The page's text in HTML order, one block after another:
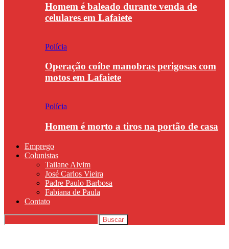
Homem é baleado durante venda de
celulares em Lafaiete
Polícia
Operação coíbe manobras perigosas com
motos em Lafaiete
Polícia
Homem é morto a tiros na portão de casa
Emprego
Colunistas
Tailane Alvim
José Carlos Vieira
Padre Paulo Barbosa
Fabiana de Paula
Contato